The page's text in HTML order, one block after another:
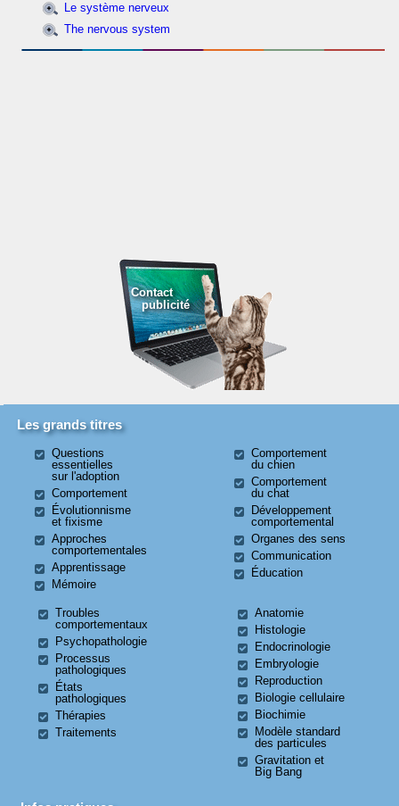
Le système nerveux
The nervous system
Contact
publicité
Les grands titres
Questions
essentielles
sur l'adoption
Comportement
Évolutionnisme
et fixisme
Approches
comportementales
Apprentissage
Mémoire
Comportement
du chien
Comportement
du chat
Développement
comportemental
Organes des sens
Communication
Éducation
Troubles
comportementaux
Psychopathologie
Processus
pathologiques
États
pathologiques
Thérapies
Traitements
Anatomie
Histologie
Endocrinologie
Embryologie
Reproduction
Biologie cellulaire
Biochimie
Modèle standard
des particules
Gravitation et
Big Bang